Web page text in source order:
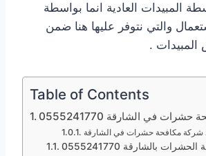
المبيدات العادية انما بواسطة
والتي نتوفر عليها هنا ضمن
.
Table of Contents
في الشارقة 0555241770
شركة مكافحة حشرات في الشارقة
بالشارقة 0555241770